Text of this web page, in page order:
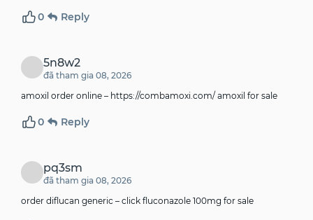
0 Reply
5n8w2
đã tham gia 08, 2026
amoxil order online – https://combamoxi.com/ amoxil for sale
0 Reply
pq3sm
đã tham gia 08, 2026
order diflucan generic – click fluconazole 100mg for sale